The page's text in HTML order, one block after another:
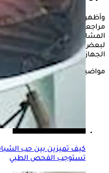
المشاركين من دول مختلفة،
لبعض المعادن والعناصر غير
الجهاز البولي والتناسلي لدى
مواضيع ذات صلة
كيف تميزين بين حب
تستوجب الفحص الطبي